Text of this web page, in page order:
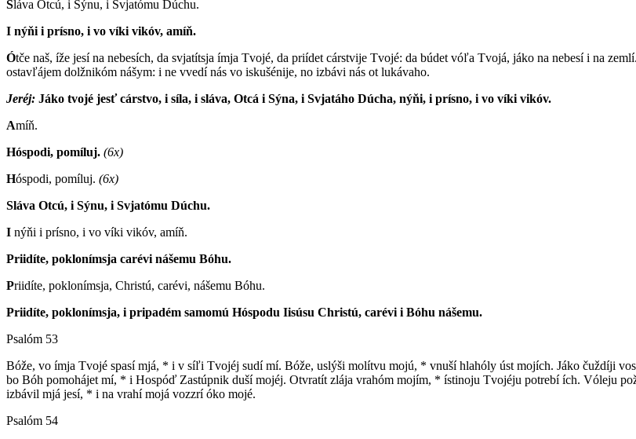
Sláva Otcú, i Sýnu, i Svjatómu Dúchu.
I nýňi i prísno, i vo víki vikóv, amíň.
Ótče naš, íže jesí na nebesích, da svjatítsja ímja Tvojé, da priídet cárstvije Tvojé: da búdet vóľa Tvojá, jáko na nebesí i na
ostavľájem dolžnikóm nášym: i ne vvedí nás vo iskušénije, no izbávi nás ot lukávaho.
Jeréj: Jáko tvojé jesť cárstvo, i síla, i sláva, Otcá i Sýna, i Svjatáho Dúcha, nýňi, i prísno, i vo víki vikóv.
Amíň.
Hóspodi, pomíluj. (6x)
Hóspodi, pomíluj. (6x)
Sláva Otcú, i Sýnu, i Svjatómu Dúchu.
I nýňi i prísno, i vo víki vikóv, amíň.
Priidíte, poklonímsja carévi nášemu Bóhu.
Priidíte, poklonímsja, Christú, carévi, nášemu Bóhu.
Priidíte, poklonímsja, i pripadém samomú Hóspodu Iisúsu Christú, carévi i Bóhu nášemu.
Psalóm 53
Bóže, vo ímja Tvojé spasí mjá, * i v síľi Tvojéj sudí mí. Bóže, uslýši molítvu mojú, * vnuší hlahóly úst mojích. Jáko čuždíji
bo Bóh pomohájet mí, * i Hospóď Zastúpnik duší mojéj. Otvratít zlája vrahóm mojím, * ístinoju Tvojéju potrebí ích. Vóleju
izbávil mjá jesí, * i na vrahí mojá vozzrí óko mojé.
Psalóm 54